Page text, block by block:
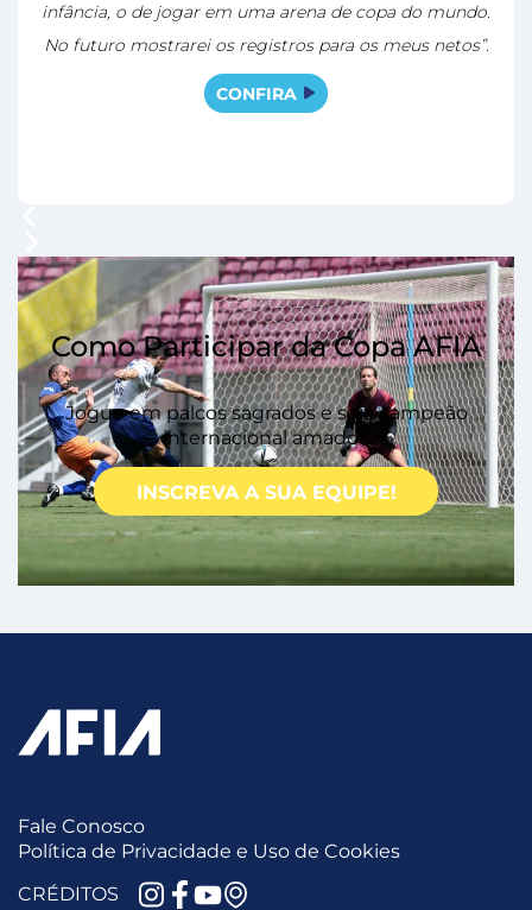
infância, o de jogar em uma arena de copa do mundo.
No futuro mostrarei os registros para os meus netos”.
CONFIRA
Como Participar da Copa AFIA
Jogue em palcos sagrados e seja campeão
internacional amador!
INSCREVA A SUA EQUIPE!
Fale Conosco
Política de Privacidade e Uso de Cookies
CRÉDITOS